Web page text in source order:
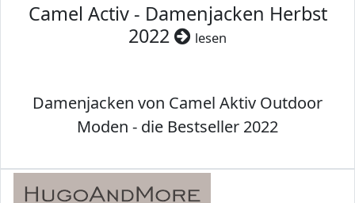
Camel Activ - Damenjacken Herbst
2022
lesen
Damenjacken von Camel Aktiv Outdoor
Moden - die Bestseller 2022